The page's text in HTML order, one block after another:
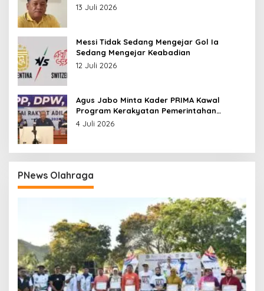
13 Juli 2026
Messi Tidak Sedang Mengejar Gol Ia
Sedang Mengejar Keabadian
12 Juli 2026
Agus Jabo Minta Kader PRIMA Kawal
Program Kerakyatan Pemerintahan
Prabowo
4 Juli 2026
PNews Olahraga